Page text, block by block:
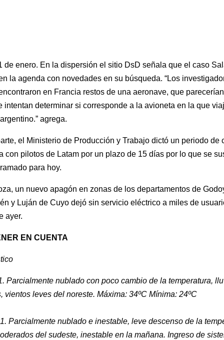
de enero. En la dispersión el sitio DsD señala que el caso
la agenda con novedades en su búsqueda. “Los
en Francia restos de una aeronave, que
intentan determinar si corresponde a la avioneta en la que
agrega.
el Ministerio de Producción y Trabajo dictó un periodo de
con pilotos de Latam por un plazo de 15 días por lo que se
para hoy.
un nuevo apagón en zonas de los departamentos de
y Luján de Cuyo dejó sin servicio eléctrico a miles de
ayer.
EN CUENTA
Parcialmente nublado con poco cambio de la temperatura,
vientos leves del noreste. Máxima: 34ºC Mínima: 24ºC
Parcialmente nublado e inestable, leve descenso de la
del sudeste, inestable en la mañana. Ingreso de